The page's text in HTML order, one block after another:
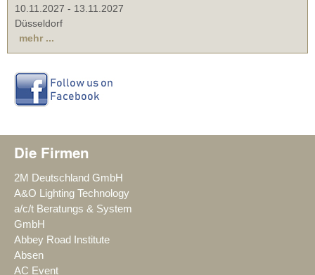
10.11.2027 - 13.11.2027
Düsseldorf
mehr ...
Die Firmen
2M Deutschland GmbH
A&O Lighting Technology
a/c/t Beratungs & System
GmbH
Abbey Road Institute
Absen
AC Event